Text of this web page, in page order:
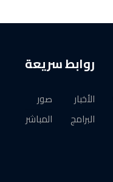
روابط سريعة
الأخبار
البرامج
صور
المباشر